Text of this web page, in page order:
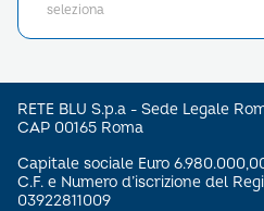
RETE BLU S.p.a - Sede Legale
CAP 00165 Roma
Capitale sociale Euro
C.F. e Numero d’iscrizione del
03922811009